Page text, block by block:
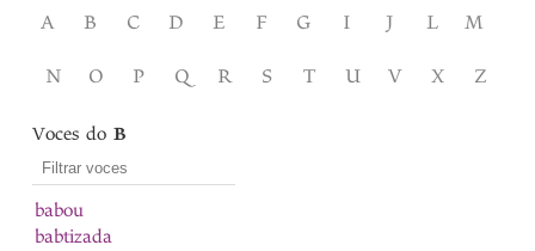
A B C D E F G I J L M
N O P Q R S T U V X Z
Voces doB
babou
babtizada